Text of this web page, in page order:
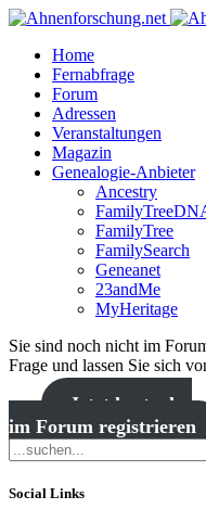
Home
Fernabfrage
Forum
Adressen
Veranstaltungen
Magazin
Genealogie-Anbieter
Ancestry
FamilyTree
FamilySearch
Geneanet
23andMe
MyHeritage
Sie sind noch nicht im
Frage und lassen Sie sich
Jetzt kostenlos
im Forum registrieren
Social Links